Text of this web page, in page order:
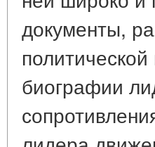
документы,
биографии